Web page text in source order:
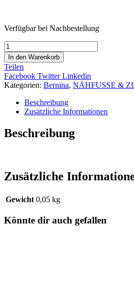
Verfügbar bei Nachbestellung
Schraube
für
Patchwork-
Nahtführung
BERNINA
330.030.131+
Menge
In den Warenkorb
Teilen
Facebook TwitterLinkedin
Kategorien: Bernina, NÄHFUSSE &
Beschreibung
Zusätzliche Informationen
Beschreibung
Zusätzliche
Gewicht 0,05 kg
Könnte dir auch gefallen